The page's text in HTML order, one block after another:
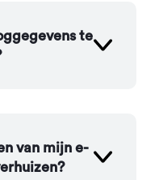
te
van mijn e-